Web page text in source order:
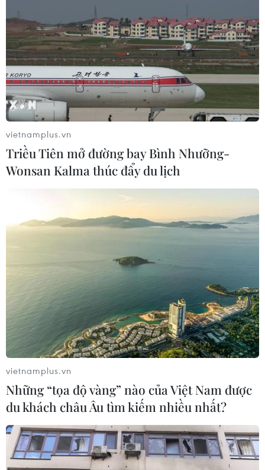
vietnamplus.vn
Triều Tiên mở đường bay Bình Nhưỡng-
Wonsan Kalma thúc đẩy du lịch
vietnamplus.vn
Những “tọa độ vàng” nào của Việt Nam được
du khách châu Âu tìm kiếm nhiều nhất?